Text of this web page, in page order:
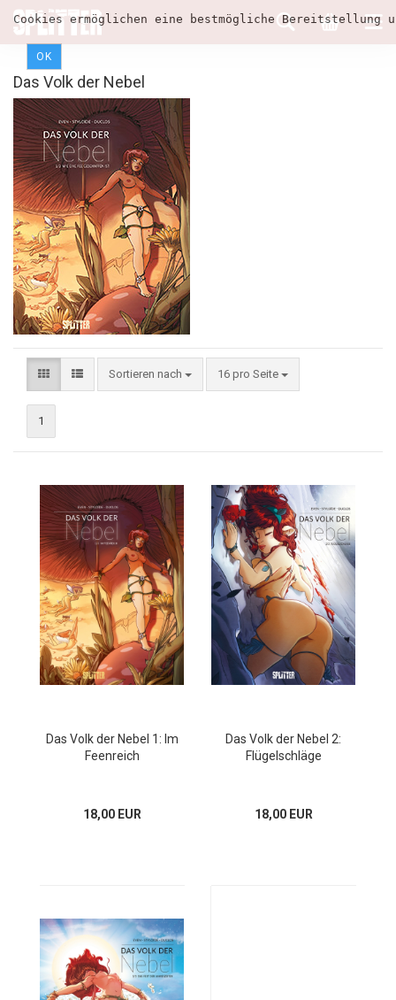
Cookies ermöglichen eine bestmögliche
OK
Das Volk der Nebel
Sortieren nach 16 pro Seite
1
Das Volk der Nebel 1: Im
Feenreich
18,00 EUR
Das Volk der Nebel 2:
Flügelschläge
18,00 EUR